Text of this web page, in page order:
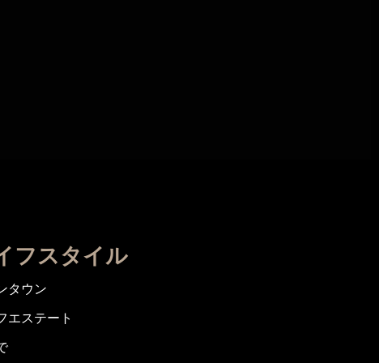
フスタイル
タウン
エステート